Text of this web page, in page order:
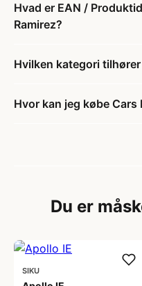
Hvad er EAN /
Ramirez?
Hvilken kategori
Hvor kan jeg købe Cars
Du er
SIKU